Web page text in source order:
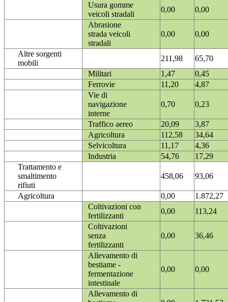
Usura gomme
veicoli stradali
0,00
0,00
Abrasione
strada veicoli
stradali
0,00 0,00
Altre sorgenti
mobili
211,98
65,70
Militari
1,47
0,45
Ferrovie
11,20
4,87
Vie di
navigazione
interne
0,70 0,23
Traffico aereo 20,09
3,87
Agricoltura
112,58
34,64
Selvicoltura
11,17
4,36
Industria
54,76
17,29
Trattamento e
smaltimento
rifiuti
458,06 93,06
Agricoltura 0,00
1.872,27
Coltivazioni con
fertilizzanti
0,00
113,24
Coltivazioni
senza
fertilizzanti
0,00 36,46
Allevamento di
bestiame -
fermentazione
intestinale
0,00 0,00
Allevamento di